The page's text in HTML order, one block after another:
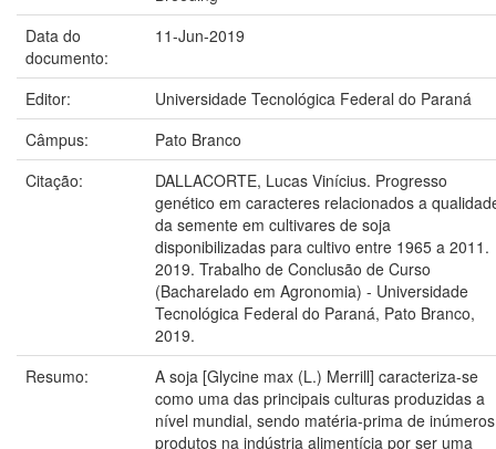
Data do
documento:
11-Jun-2019
Editor:
Universidade Tecnológica Federal do Paraná
Câmpus:
Pato Branco
Citação:
DALLACORTE, Lucas Vinícius. Progresso
genético em caracteres relacionados a
da semente em cultivares de soja
disponibilizadas para cultivo entre 1965 a 2011.
2019. Trabalho de Conclusão de Curso
(Bacharelado em Agronomia) - Universidade
Tecnológica Federal do Paraná, Pato Branco,
2019.
Resumo:
A soja [Glycine max (L.) Merrill] caracteriza-se
como uma das principais culturas produzidas a
nível mundial, sendo matéria-prima de inúmeros
produtos na indústria alimentícia por ser uma